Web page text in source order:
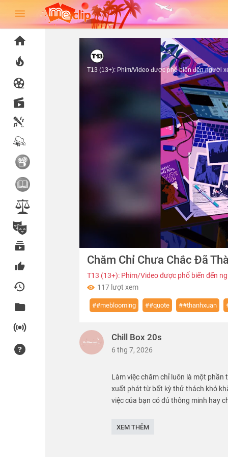
0%
T13 (13+): Phim/Video được phổ biến đến người
Chăm Chỉ Chưa Chắc Đã
T13 (13+): Phim/Video được phổ biến đến
117 lượt xem
##meblooming ##quote ##thanhxuan
Chill Box 20s
6 thg 7, 2026
Làm việc chăm chỉ luôn là một
xuất phát từ bất kỳ thử thách khó
việc của bạn có đủ thông minh hay
Làm việc chăm chỉ luôn là một
XEM THÊM